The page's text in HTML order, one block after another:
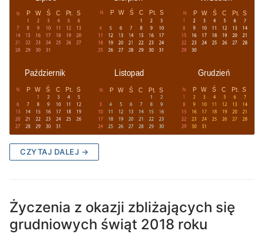
CZYTAJ DALEJ →
Życzenia z okazji zbliżających się
grudniowych świąt 2018 roku